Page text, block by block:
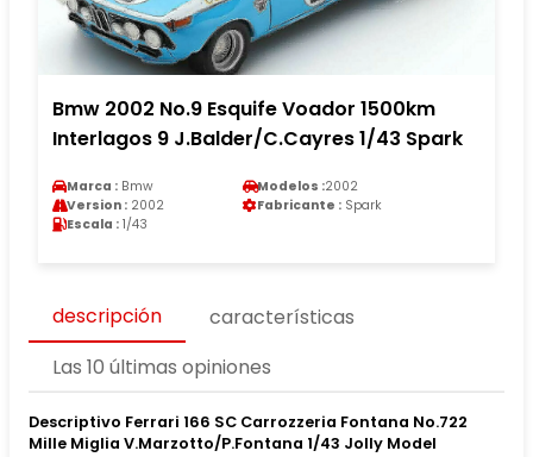
Bmw 2002 No.9 Esquife Voador 1500km
Interlagos 9 J.Balder/C.Cayres 1/43 Spark
Marca : Bmw Modelos :2002
Version : 2002 Fabricante : Spark
Escala : 1/43
descripción
características
Las 10 últimas opiniones
Descriptivo Ferrari 166 SC Carrozzeria Fontana No.722
Mille Miglia V.Marzotto/P.Fontana 1/43 Jolly Model